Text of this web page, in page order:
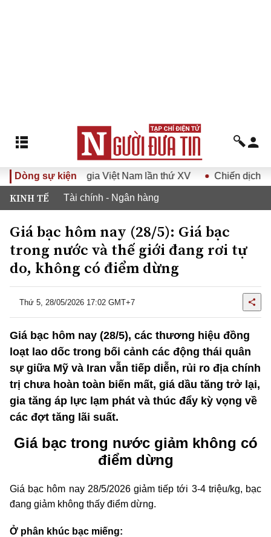
Dòng sự kiện
Hội Luật gia Việt Nam lần thứ XV Chiến dịch 500
KINH TẾ Tài chính - Ngân hàng
Giá bạc hôm nay (28/5): Giá bạc
trong nước và thế giới đang rơi tự
do, không có điểm dừng
Thứ 5, 28/05/2026 17:02 GMT+7
Giá bạc hôm nay (28/5), các thương hiệu đồng
loạt lao dốc trong bối cảnh các động thái quân
sự giữa Mỹ và Iran vẫn tiếp diễn, rủi ro địa chính
trị chưa hoàn toàn biến mất, giá dầu tăng trở lại,
gia tăng áp lực lạm phát và thúc đẩy kỳ vọng về
các đợt tăng lãi suất.
Giá bạc trong nước giảm không có
điểm dừng
Giá bạc hôm nay 28/5/2026 giảm tiếp tới 3-4 triệu/kg, bạc
đang giảm không thấy điểm dừng.
Ở phân khúc bạc miếng: